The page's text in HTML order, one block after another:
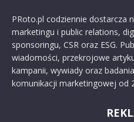
PRoto.pl codziennie dostarcza
marketingu i public relations,
sponsoringu, CSR oraz ESG.
wiadomości, przekrojowe
kampanii, wywiady oraz
komunikacji marketingowej od